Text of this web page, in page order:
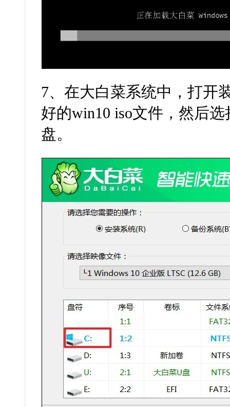
7、在大白菜系统中，打开
好的win10 iso文件，然后
盘。